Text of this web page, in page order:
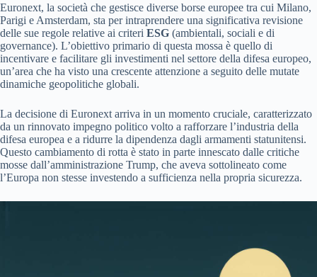
Euronext, la società che gestisce diverse borse europee tra cui Milano,
Parigi e Amsterdam, sta per intraprendere una significativa revisione
delle sue regole relative ai criteri ESG (ambientali, sociali e di
governance). L’obiettivo primario di questa mossa è quello di
incentivare e facilitare gli investimenti nel settore della difesa europeo,
un’area che ha visto una crescente attenzione a seguito delle mutate
dinamiche geopolitiche globali.
La decisione di Euronext arriva in un momento cruciale, caratterizzato
da un rinnovato impegno politico volto a rafforzare l’industria della
difesa europea e a ridurre la dipendenza dagli armamenti statunitensi.
Questo cambiamento di rotta è stato in parte innescato dalle critiche
mosse dall’amministrazione Trump, che aveva sottolineato come
l’Europa non stesse investendo a sufficienza nella propria sicurezza.